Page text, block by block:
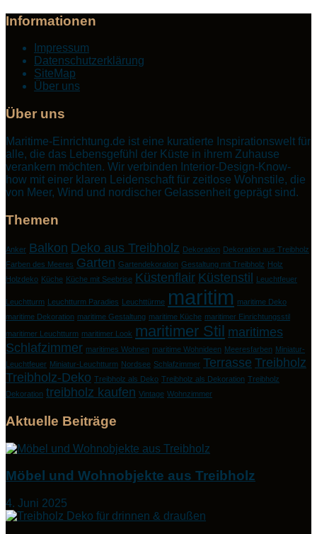
Informationen
Impressum
Datenschutzerklärung
SiteMap
Über uns
Über uns
Maritime-Einrichtung.de ist eine kuratierte Inspirationswelt für
alle, die das Lebensgefühl der Küste in ihrem Zuhause
verankern möchten. Wir verbinden Interior-Design-Know-
how mit einer klaren Leidenschaft für zeitlose Wohnstile, die
von Meer, Wind und nordischer Gelassenheit geprägt sind.
Themen
Anker Balkon Deko aus Treibholz Dekoration Dekoration aus Treibholz
Farben des Meeres Garten Gartendekoration Gestaltung mit Treibholz Holz
Holzdeko Küche Küche mit Seebrise Küstenflair Küstenstil Leuchtfeuer
Leuchtturm Leuchtturm Paradies Leuchttürme maritim maritime Deko
maritime Dekoration maritime Gestaltung maritime Küche maritimer Einrichtungsstil
maritimer Leuchtturm maritimer Look maritimer Stil maritimes
Schlafzimmer maritimes Wohnen maritime Wohnideen Meeresfarben Miniatur-
Leuchtfeuer Miniatur-Leuchtturm Nordsee Schlafzimmer Terrasse Treibholz
Treibholz-Deko Treibholz als Deko Treibholz als Dekoration Treibholz
Dekoration treibholz kaufen Vintage Wohnzimmer
Aktuelle Beiträge
Möbel und Wohnobjekte aus Treibholz
4. Juni 2025